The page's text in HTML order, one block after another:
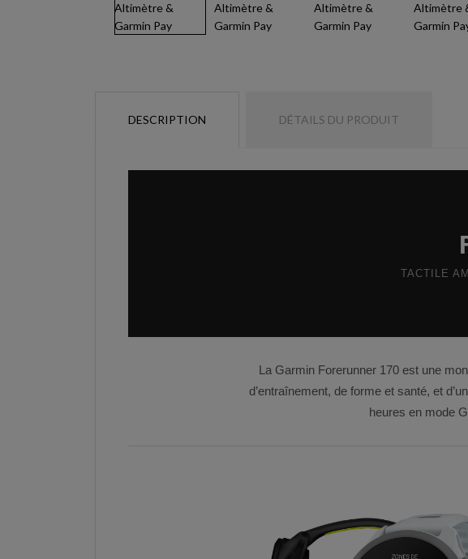
DESCRIPTION DÉTAILS DU PRODUIT
TACTILE
La Garmin Forerunner 170 est une
d’entraînement, de forme et santé, et
heures en mode